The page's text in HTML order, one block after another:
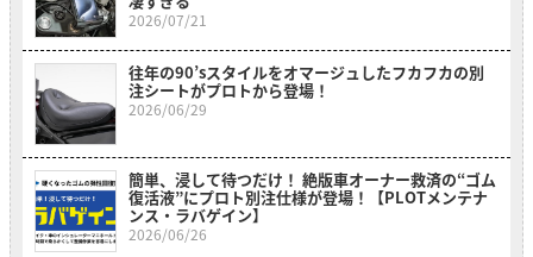
2026/07/21
往年の90’sスタイルをオマージュしたフカフカの別
注シートがプロトから登場！
2026/06/29
簡単、浸して待つだけ！ 絶版車オーナー救済の“ゴム
復活液”にプロト別注仕様が登場！【PLOTメンテナ
ンス・ラバゲイン】
2026/06/26